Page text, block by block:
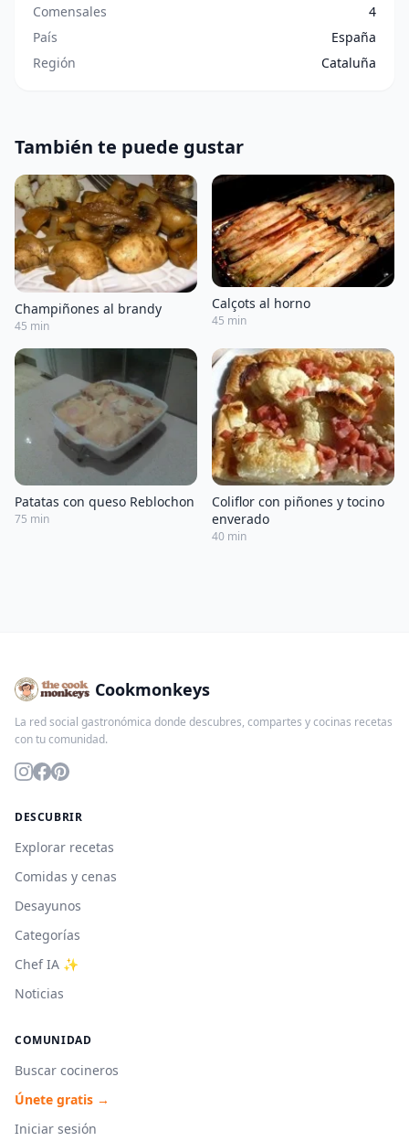
Comensales
4
País
España
Región
Cataluña
También te puede gustar
Champiñones al brandy
45 min
Calçots al horno
45 min
Patatas con queso Reblochon
75 min
Coliflor con piñones y tocino
enverado
40 min
Cookmonkeys
La red social gastronómica donde descubres, compartes y cocinas recetas
con tu comunidad.
DESCUBRIR
Explorar recetas
Comidas y cenas
Desayunos
Categorías
Chef IA ✨
Noticias
COMUNIDAD
Buscar cocineros
Únete gratis →
Iniciar sesión